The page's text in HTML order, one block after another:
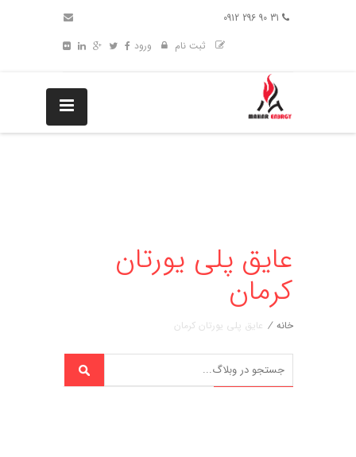
ثبت نام
ورود
عایق پلی یورتان
کرمان
خانه / عایق پلی یورتان کرمان